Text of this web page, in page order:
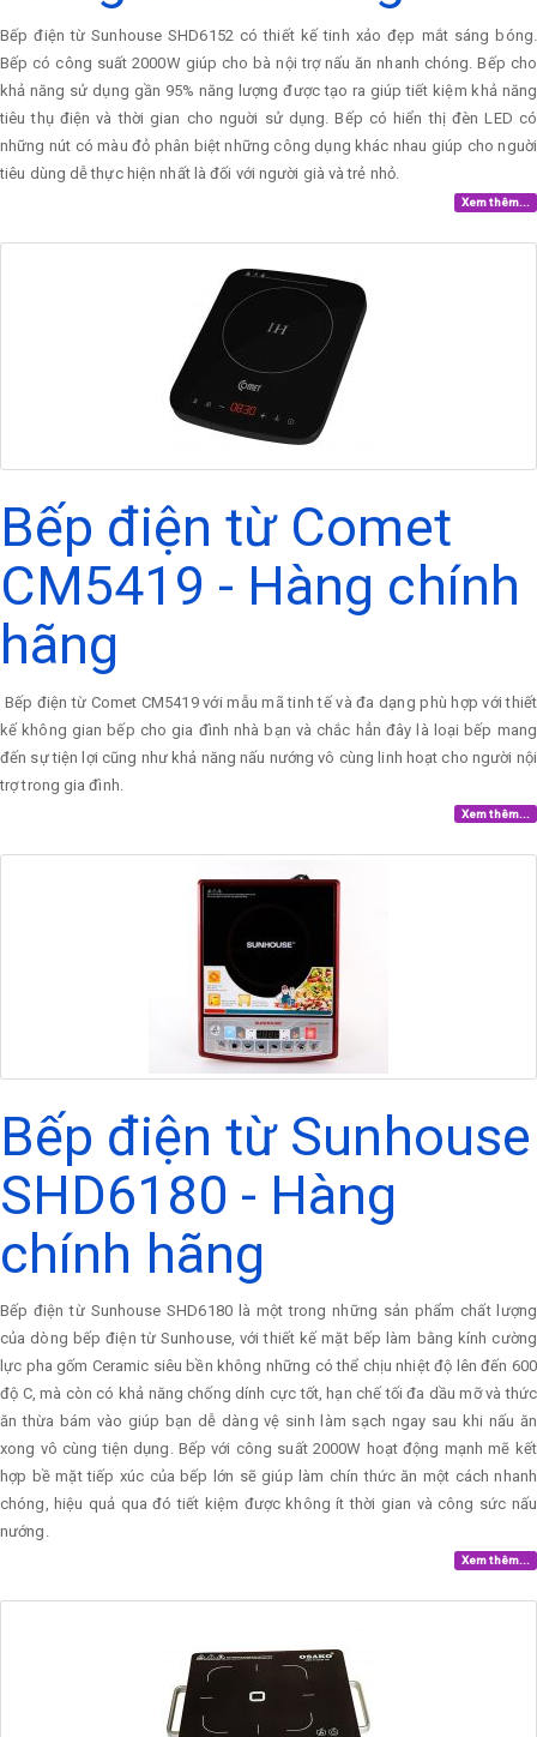
Bếp điện từ Sunhouse SHD6152 có thiết kế tinh xảo đẹp mắt sáng bóng.
Bếp có công suất 2000W giúp cho bà nội trợ nấu ăn nhanh chóng. Bếp cho
khả năng sử dụng gần 95% năng lượng được tạo ra giúp tiết kiệm khả năng
tiêu thụ điện và thời gian cho nguời sử dụng. Bếp có hiển thị đèn LED có
những nút có màu đỏ phân biệt những công dụng khác nhau giúp cho nguời
tiêu dùng dễ thực hiện nhất là đối với người già và trẻ nhỏ.
Xem thêm...
Bếp điện từ Comet
CM5419 - Hàng chính
hãng
Bếp điện từ Comet CM5419 với mẫu mã tinh tế và đa dạng phù hợp với thiết
kế không gian bếp cho gia đình nhà bạn và chắc hẳn đây là loại bếp mang
đến sự tiện lợi cũng như khả năng nấu nướng vô cùng linh hoạt cho người nội
trợ trong gia đình.
Xem thêm...
Bếp điện từ Sunhouse
SHD6180 - Hàng
chính hãng
Bếp điện từ Sunhouse SHD6180 là một trong những sản phẩm chất lượng
của dòng bếp điện từ Sunhouse, với thiết kế mặt bếp làm bằng kính cường
lực pha gốm Ceramic siêu bền không những có thể chịu nhiệt độ lên đến 600
độ C, mà còn có khả năng chống dính cực tốt, hạn chế tối đa dầu mỡ và thức
ăn thừa bám vào giúp bạn dễ dàng vệ sinh làm sạch ngay sau khi nấu ăn
xong vô cùng tiện dụng. Bếp với công suất 2000W hoạt động mạnh mẽ kết
hợp bề mặt tiếp xúc của bếp lớn sẽ giúp làm chín thức ăn một cách nhanh
chóng, hiệu quả qua đó tiết kiệm được không ít thời gian và công sức nấu
nướng.
Xem thêm...